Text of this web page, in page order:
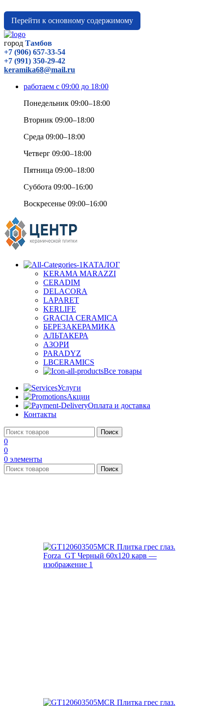
Перейти к основному содержимому
город Тамбов
+7 (906) 657-33-54
+7 (991) 350-29-42
keramika68@mail.ru
работаем с 09:00 до 18:00
Понедельник 09:00–18:00
Вторник 09:00–18:00
Среда 09:00–18:00
Четверг 09:00–18:00
Пятница 09:00–18:00
Суббота 09:00–16:00
Воскресенье 09:00–16:00
КАТАЛОГ
KERAMA MARAZZI
CERADIM
DELACORA
LAPARET
KERLIFE
GRACIA CERAMICA
БЕРЕЗАКЕРАМИКА
АЛЬТАКЕРА
АЗОРИ
PARADYZ
LBCERAMICS
Все товары
Услуги
Акции
Оплата и доставка
Контакты
Поиск
0
0
0 элементы
Поиск